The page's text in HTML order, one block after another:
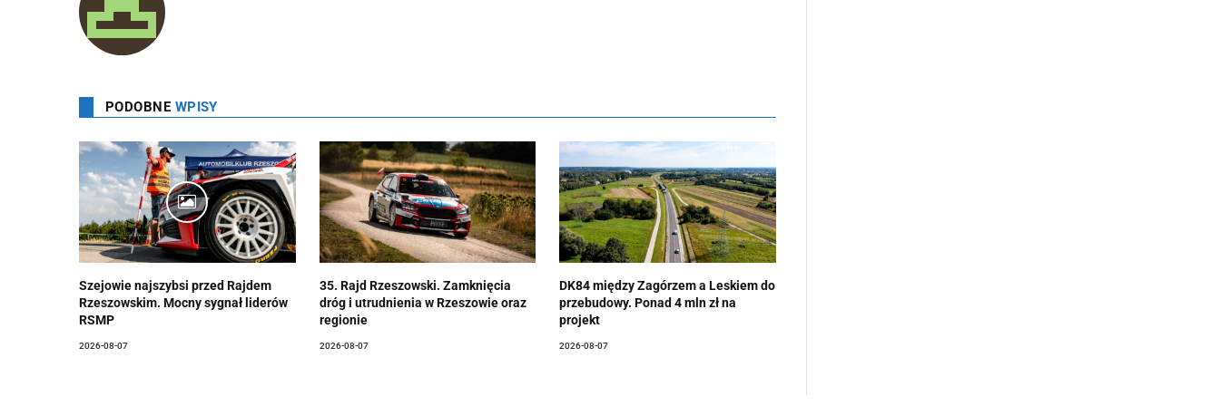
PODOBNE WPISY
Szejowie najszybsi przed Rajdem
Rzeszowskim. Mocny sygnał liderów
RSMP
2026-08-07
35. Rajd Rzeszowski. Zamknięcia
dróg i utrudnienia w Rzeszowie oraz
regionie
2026-08-07
DK84 między Zagórzem a Leskiem do
przebudowy. Ponad 4 mln zł na
projekt
2026-08-07